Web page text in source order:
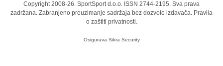
Copyright 2008-26. SportSport d.o.o. ISSN 2744-2195. Sva prava
zadržana. Zabranjeno preuzimanje sadržaja bez dozvole izdavača. Pravila
o zaštiti privatnosti.
Osigurava Sikra Security